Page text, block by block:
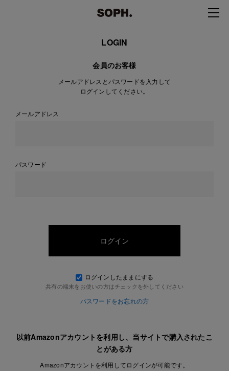
LOGIN
会員のお客様
メールアドレスとパスワードを入力して
ログインしてください。
メールアドレス
パスワード
ログインしたままにする
共有の端末をお使いの方はチェックを外してください
パスワードをお忘れの方
以前Amazonアカウントを利用し、当サイトで購入されたこ
とがある方
Amazonアカウントを利用してログインが可能です。